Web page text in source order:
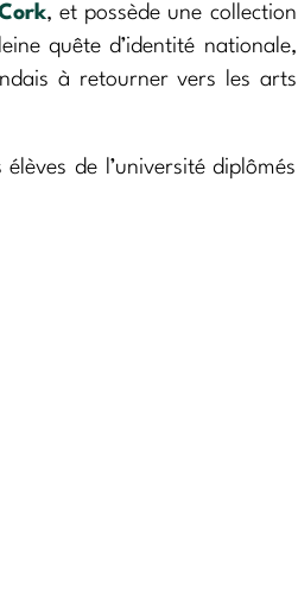
, et possède une collection
quête d’identité nationale,
à retourner vers les arts
de l’université diplômés